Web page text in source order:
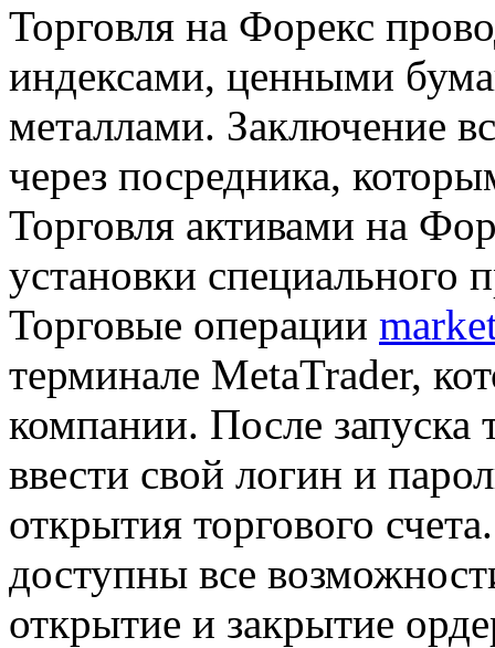
Торговля на Форекс
индексами, ценными
металлами. Заключение
через посредника,
Торговля активами на
установки специального
Торговые операции
терминале MetaTrader,
компании. После
ввести свой логин и
открытия торгового
доступны все
открытие и закрытие